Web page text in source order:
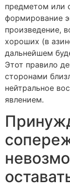
предметом или
формирование
произведение,
хороших (в
дальнейшем
Этот правило
сторонами
нейтральное
явлением.